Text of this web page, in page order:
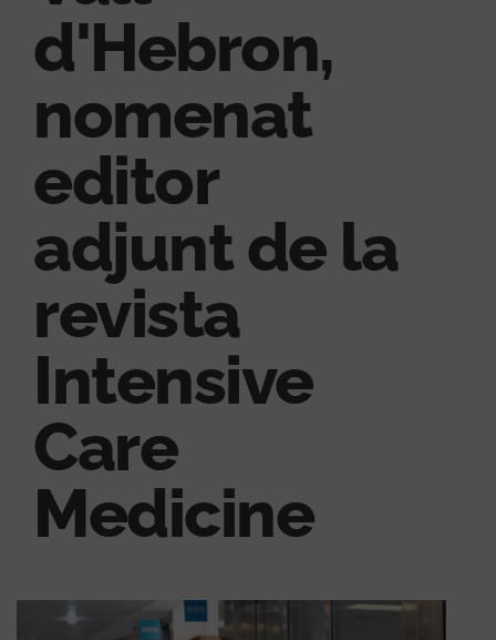
d'Hebron,
nomenat
editor
adjunt de la
revista
Intensive
Care
Medicine